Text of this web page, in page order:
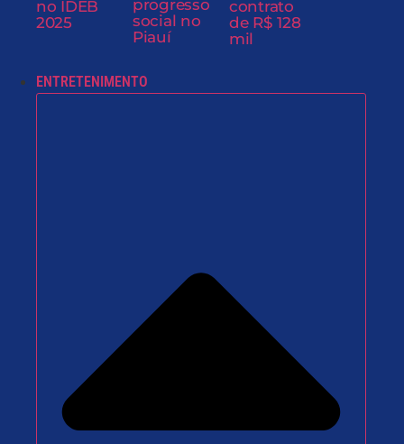
no IDEB
2025
progresso
social no
Piauí
contrato
de R$ 128
mil
ENTRETENIMENTO